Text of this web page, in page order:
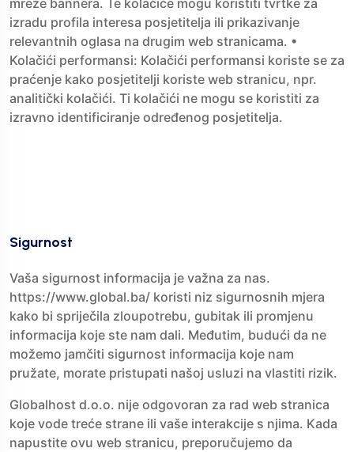
mreže bannera. Te kolačiće mogu koristiti tvrtke za
izradu profila interesa posjetitelja ili prikazivanje
relevantnih oglasa na drugim web stranicama. •
Kolačići performansi: Kolačići performansi koriste se za
praćenje kako posjetitelji koriste web stranicu, npr.
analitički kolačići. Ti kolačići ne mogu se koristiti za
izravno identificiranje određenog posjetitelja.
Sigurnost
Vaša sigurnost informacija je važna za nas.
https://www.global.ba/ koristi niz sigurnosnih mjera
kako bi spriječila zloupotrebu, gubitak ili promjenu
informacija koje ste nam dali. Međutim, budući da ne
možemo jamčiti sigurnost informacija koje nam
pružate, morate pristupati našoj usluzi na vlastiti rizik.
Globalhost d.o.o. nije odgovoran za rad web stranica
koje vode treće strane ili vaše interakcije s njima. Kada
napustite ovu web stranicu, preporučujemo da